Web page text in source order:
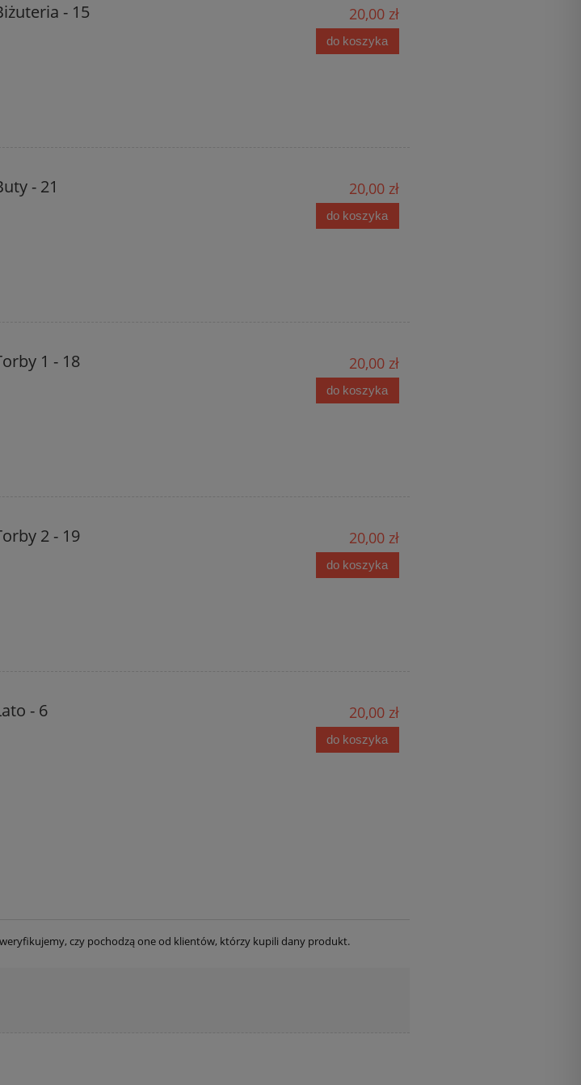
- 15 20,00 zł
do koszyka
- 21 20,00 zł
do koszyka
1 - 18 20,00 zł
do koszyka
2 - 19 20,00 zł
do koszyka
- 6 20,00 zł
do koszyka
czy pochodzą one od klientów, którzy kupili dany produkt.